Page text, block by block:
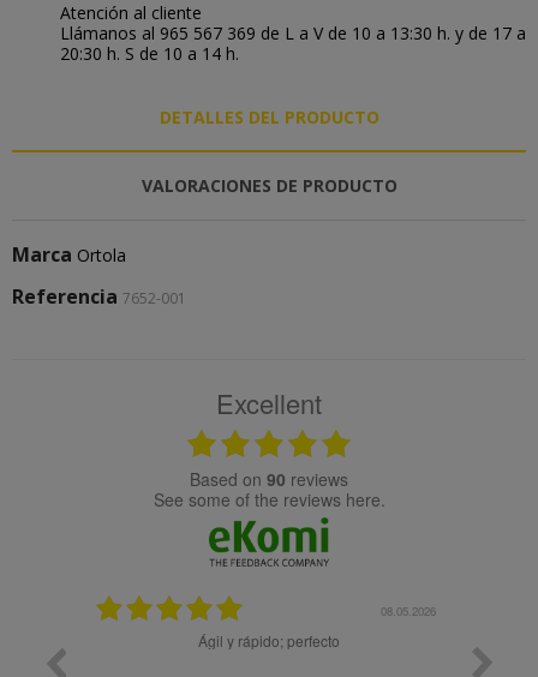
Atención al cliente
Llámanos al 965 567 369 de L a V de 10 a 13:30 h. y de 17 a
20:30 h. S de 10 a 14 h.
DETALLES DEL PRODUCTO
VALORACIONES DE PRODUCTO
Marca Ortola
Referencia 7652-001
Excellent
based on 90 reviews
see some of the reviews here.
08.05.2026
Ágil y rápido; perfecto